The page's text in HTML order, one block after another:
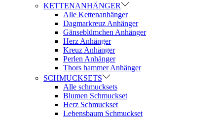
KETTENANHÄNGER
Alle Kettenanhänger
Dagmarkreuz Anhänger
Gänseblümchen Anhänger
Herz Anhänger
Kreuz Anhänger
Perlen Anhänger
Thors hammer Anhänger
SCHMUCKSETS
Alle schmucksets
Blumen Schmuckset
Herz Schmuckset
Lebensbaum Schmuckset